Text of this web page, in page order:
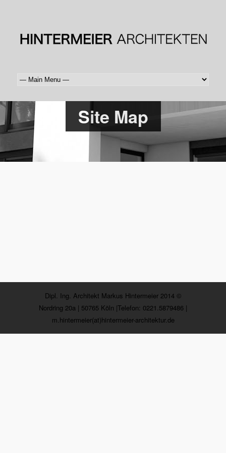
Site Map
Dipl. Ing. Architekt Markus Hintermeier 2014 ©
Nordring 20a | 50765 Köln |Telefon: 0221.5879486 |
m.hintermeier(at)hintermeier-architektur.de